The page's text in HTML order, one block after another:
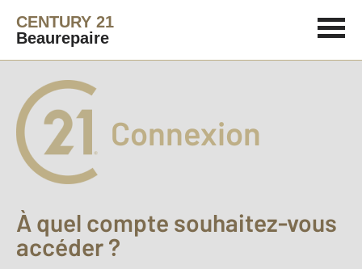
CENTURY 21
Beaurepaire
Connexion
À quel compte souhaitez-vous
accéder ?